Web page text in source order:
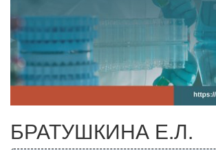
БРАТУШКИНА Е.Л.